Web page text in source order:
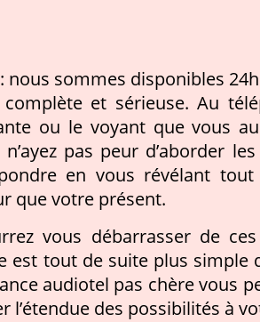
nous sommes disponibles
et sérieuse. Au
ou le voyant que vous
pas peur d’aborder
en vous révélant tout
que votre présent.
vous débarrasser de
est tout de suite plus simple
audiotel pas chère vous
des possibilités à